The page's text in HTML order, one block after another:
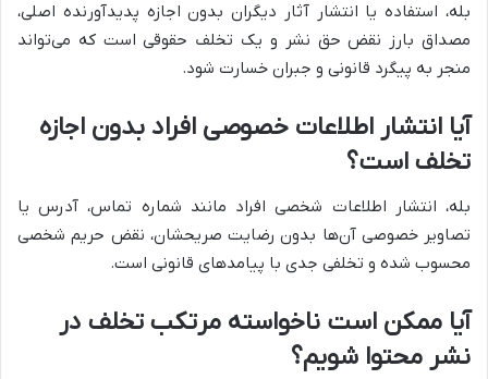
بله، استفاده یا انتشار آثار دیگران بدون اجازه پدیدآورنده اصلی،
مصداق بارز نقض حق نشر و یک تخلف حقوقی است که می‌تواند
منجر به پیگرد قانونی و جبران خسارت شود.
آیا انتشار اطلاعات خصوصی افراد بدون اجازه
تخلف است؟
بله، انتشار اطلاعات شخصی افراد مانند شماره تماس، آدرس یا
تصاویر خصوصی آن‌ها بدون رضایت صریحشان، نقض حریم شخصی
محسوب شده و تخلفی جدی با پیامدهای قانونی است.
آیا ممکن است ناخواسته مرتکب تخلف در
نشر محتوا شویم؟